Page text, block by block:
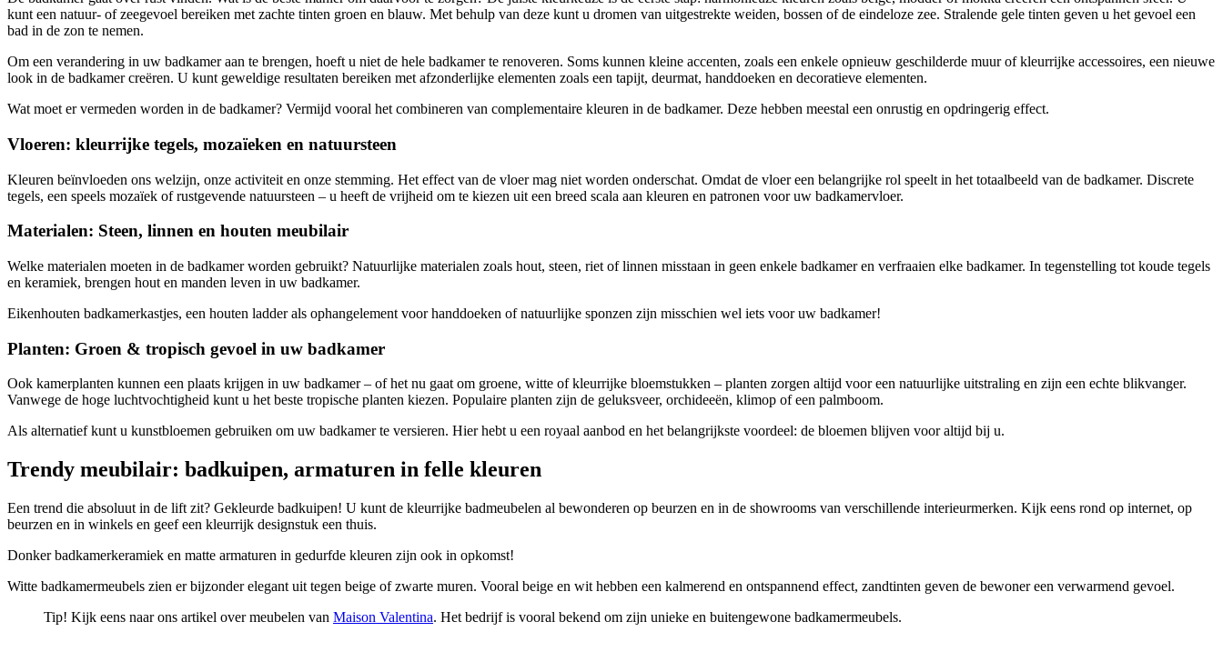
kunt een natuur- of zeegevoel bereiken met zachte tinten groen en blauw. Met behulp van deze kunt u dromen van uitgestrekte weiden, bossen of de eindeloze zee. Stralende gele tinten geven u het gevoel een
bad in de zon te nemen.
Om een verandering in uw badkamer aan te brengen, hoeft u niet de hele badkamer te renoveren. Soms kunnen kleine accenten, zoals een enkele opnieuw geschilderde muur of kleurrijke accessoires, een nieuwe
look in de badkamer creëren. U kunt geweldige resultaten bereiken met afzonderlijke elementen zoals een tapijt, deurmat, handdoeken en decoratieve elementen.
Wat moet er vermeden worden in de badkamer? Vermijd vooral het combineren van complementaire kleuren in de badkamer. Deze hebben meestal een onrustig en opdringerig effect.
Vloeren: kleurrijke tegels, mozaïeken en natuursteen
Kleuren beïnvloeden ons welzijn, onze activiteit en onze stemming. Het effect van de vloer mag niet worden onderschat. Omdat de vloer een belangrijke rol speelt in het totaalbeeld van de badkamer. Discrete
tegels, een speels mozaïek of rustgevende natuursteen – u heeft de vrijheid om te kiezen uit een breed scala aan kleuren en patronen voor uw badkamervloer.
Materialen: Steen, linnen en houten meubilair
Welke materialen moeten in de badkamer worden gebruikt? Natuurlijke materialen zoals hout, steen, riet of linnen misstaan in geen enkele badkamer en verfraaien elke badkamer. In tegenstelling tot koude tegels
en keramiek, brengen hout en manden leven in uw badkamer.
Eikenhouten badkamerkastjes, een houten ladder als ophangelement voor handdoeken of natuurlijke sponzen zijn misschien wel iets voor uw badkamer!
Planten: Groen & tropisch gevoel in uw badkamer
Ook kamerplanten kunnen een plaats krijgen in uw badkamer – of het nu gaat om groene, witte of kleurrijke bloemstukken – planten zorgen altijd voor een natuurlijke uitstraling en zijn een echte blikvanger.
Vanwege de hoge luchtvochtigheid kunt u het beste tropische planten kiezen. Populaire planten zijn de geluksveer, orchideeën, klimop of een palmboom.
Als alternatief kunt u kunstbloemen gebruiken om uw badkamer te versieren. Hier hebt u een royaal aanbod en het belangrijkste voordeel: de bloemen blijven voor altijd bij u.
Trendy meubilair: badkuipen, armaturen in felle kleuren
Een trend die absoluut in de lift zit? Gekleurde badkuipen! U kunt de kleurrijke badmeubelen al bewonderen op beurzen en in de showrooms van verschillende interieurmerken. Kijk eens rond op internet, op
beurzen en in winkels en geef een kleurrijk designstuk een thuis.
Donker badkamerkeramiek en matte armaturen in gedurfde kleuren zijn ook in opkomst!
Witte badkamermeubels zien er bijzonder elegant uit tegen beige of zwarte muren. Vooral beige en wit hebben een kalmerend en ontspannend effect, zandtinten geven de bewoner een verwarmend gevoel.
Tip! Kijk eens naar ons artikel over meubelen van Maison Valentina. Het bedrijf is vooral bekend om zijn unieke en buitengewone badkamermeubels.